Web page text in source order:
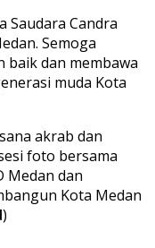
Saudara Candra
Semoga
baik dan membawa
muda Kota
akrab dan
foto bersama
Medan dan
Kota Medan
)